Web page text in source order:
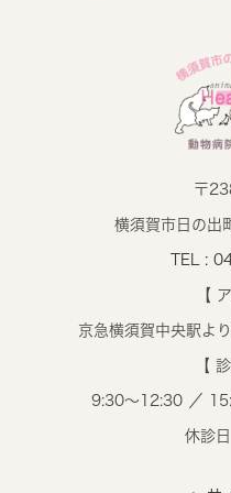
〒
横須賀市日の出
TEL :
【
京急横須賀中央駅よ
【
9:30～12:30 ／
休診